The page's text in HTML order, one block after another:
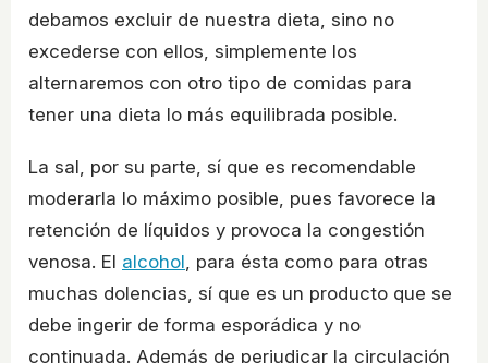
debamos excluir de nuestra dieta, sino no
excederse con ellos, simplemente los
alternaremos con otro tipo de comidas para
tener una dieta lo más equilibrada posible.
La sal, por su parte, sí que es recomendable
moderarla lo máximo posible, pues favorece la
retención de líquidos y provoca la congestión
venosa. El alcohol , para ésta como para otras
muchas dolencias, sí que es un producto que se
debe ingerir de forma esporádica y no
continuada. Además de perjudicar la circulación